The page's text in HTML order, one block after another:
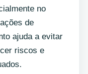
no
de
ajuda a evitar
riscos e